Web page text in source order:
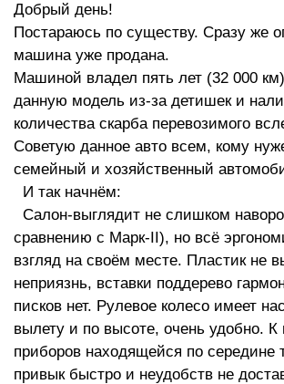
Салон
Двигатель
7
Ходовые качества
Добрый день!
Постараюсь по существу. Сразу же
машина уже продана.
Машиной владел пять лет (32 000
данную модель из-за детишек и
количества скарба перевозимого
Советую данное авто всем, кому
семейный и хозяйственный
И так начнём:
Салон-выглядит не слишком
сравнению с Марк-II), но всё
взгляд на своём месте. Пластик не
неприязнь, вставки поддерево
писков нет. Рулевое колесо имеет
вылету и по высоте, очень удобно. К
приборов находящейся по середине
привык быстро и неудобств не